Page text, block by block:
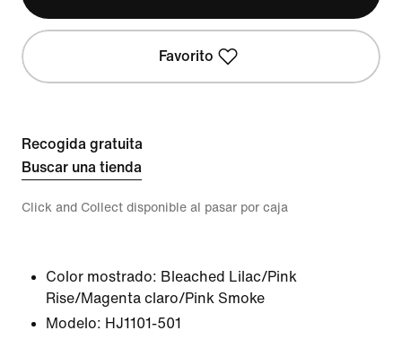
Favorito
Recogida gratuita
Buscar una tienda
Click and Collect disponible al pasar por caja
Color mostrado: Bleached Lilac/Pink
Rise/Magenta claro/Pink Smoke
Modelo: HJ1101-501